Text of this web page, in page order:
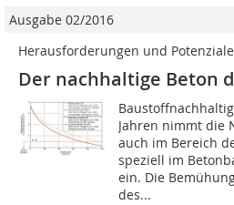
Ausgabe 02/2016
Herausforderungen und Potenziale
Der nachhaltige Beton
Jahren nimmt die
auch im Bereich
speziell im
ein. Die
des...